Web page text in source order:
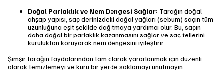
Doğal Parlaklık ve Nem Dengesi Sağlar: Tarağın doğal
ahşap yapısı, saç derinizdeki doğal yağları (sebum) saçın tüm
uzunluğuna eşit şekilde dağıtmaya yardımcı olur. Bu, saçın
daha doğal bir parlaklık kazanmasını sağlar ve saç tellerini
kuruluktan koruyarak nem dengesini iyileştirir.
Şimşir tarağın faydalarından tam olarak yararlanmak için düzenli
olarak temizlemeyi ve kuru bir yerde saklamayı unutmayın.